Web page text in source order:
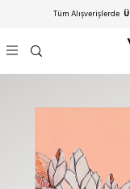
Tüm Alışverişlerde